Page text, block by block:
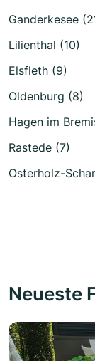
Ganderkesee
Lilienthal (10)
Elsfleth (9)
Oldenburg (8)
Hagen im
Rastede (7)
Osterholz-
Neueste